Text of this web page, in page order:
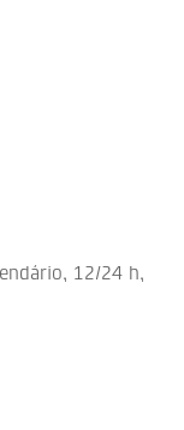
12/24 h,